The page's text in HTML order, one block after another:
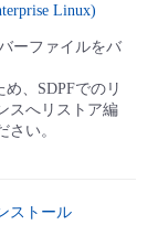
Linux)
ーファイルをバ
、SDPFでのリ
スへリストア編
さい。
ストール